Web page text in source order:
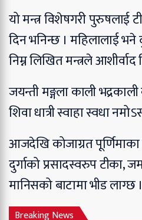
यो मन्त्र विशेषगरी पुरुषलाई
दिन भनिन्छ । महिलालाई भने
निम्न लिखित मन्त्रले आशीर्वाद
जयन्ती मङ्गला काली
शिवा धात्री स्वाहा स्वधा
आजदेखि कोजाग्रत
दुर्गाको प्रसादस्वरुप टीका,
मानिसको बाटामा भीड लाग्छ
Breaking News